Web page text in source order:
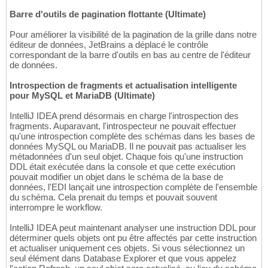
Barre d'outils de pagination flottante (Ultimate)
Pour améliorer la visibilité de la pagination de la grille dans notre
éditeur de données, JetBrains a déplacé le contrôle
correspondant de la barre d'outils en bas au centre de l'éditeur
de données.
Introspection de fragments et actualisation intelligente
pour MySQL et MariaDB (Ultimate)
IntelliJ IDEA prend désormais en charge l'introspection des
fragments. Auparavant, l'introspecteur ne pouvait effectuer
qu'une introspection complète des schémas dans les bases de
données MySQL ou MariaDB. Il ne pouvait pas actualiser les
métadonnées d'un seul objet. Chaque fois qu'une instruction
DDL était exécutée dans la console et que cette exécution
pouvait modifier un objet dans le schéma de la base de
données, l'EDI lançait une introspection complète de l'ensemble
du schéma. Cela prenait du temps et pouvait souvent
interrompre le workflow.
IntelliJ IDEA peut maintenant analyser une instruction DDL pour
déterminer quels objets ont pu être affectés par cette instruction
et actualiser uniquement ces objets. Si vous sélectionnez un
seul élément dans Database Explorer et que vous appelez